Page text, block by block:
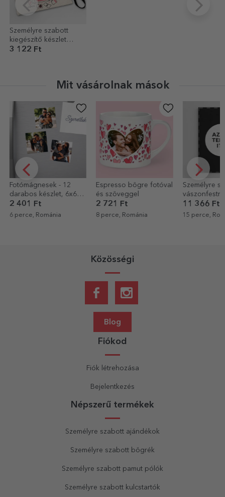
Személyre szabott
kiegészítő készlet
szöveggel - Around the
3 122 Ft
Mit vásárolnak mások
Fotómágnesek - 12
darabos készlet, 6x6
cm
2 401 Ft
6 perce, Románia
Espresso bögre fotóval
és szöveggel
2 721 Ft
8 perce, Románia
Személyre
grafikájával -
11 366 Ft
15 perce,
Közösségi
Blog
Fiókod
Fiók létrehozása
Bejelentkezés
Népszerű termékek
Személyre szabott ajándékok
Személyre szabott bögrék
Személyre szabott pamut pólók
Személyre szabott kulcstartók